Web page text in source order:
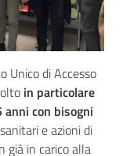
Unico di Accesso
in particolare
con bisogni
e azioni di
già in carico alla